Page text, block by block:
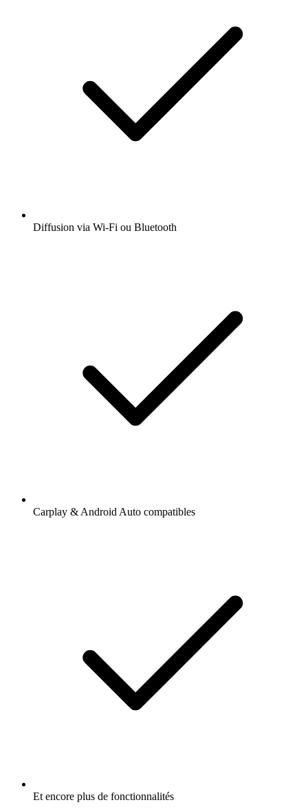
Diffusion via Wi-Fi ou Bluetooth
Carplay & Android Auto compatibles
Et encore plus de fonctionnalités